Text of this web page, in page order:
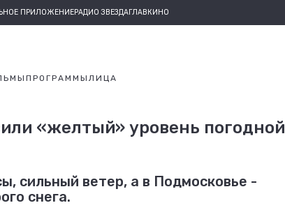
ПРИЛОЖЕНИЕРАДИО ЗВЕЗДАГЛАВКИНО
ПРОГРАММЫ ЛИЦА
«желтый» уровень погодной
сильный ветер, а в Подмосковье -
снега.